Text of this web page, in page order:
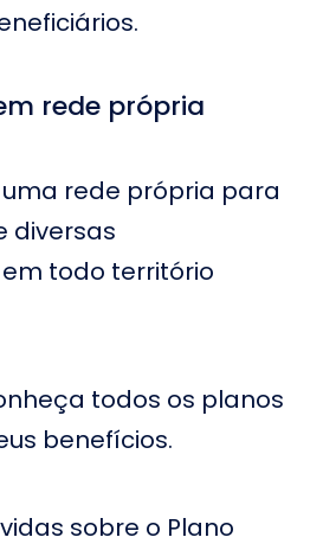
rede própria
uma rede própria para
diversas
todo território
todos os planos
benefícios.
sobre o Plano